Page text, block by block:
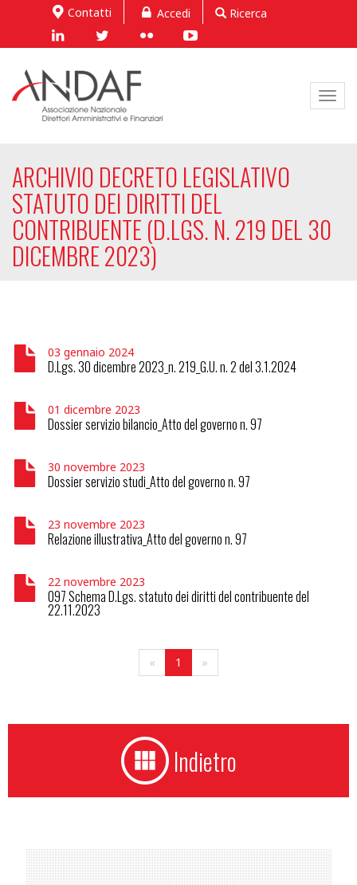
Contatti Accedi Ricerca
ARCHIVIO DECRETO LEGISLATIVO
STATUTO DEI DIRITTI DEL
CONTRIBUENTE (D.LGS. N. 219 DEL 30
DICEMBRE 2023)
03 gennaio 2024
D.Lgs. 30 dicembre 2023_n. 219_G.U. n. 2 del 3.1.2024
01 dicembre 2023
Dossier servizio bilancio_Atto del governo n. 97
30 novembre 2023
Dossier servizio studi_Atto del governo n. 97
23 novembre 2023
Relazione illustrativa_Atto del governo n. 97
22 novembre 2023
097 Schema D.Lgs. statuto dei diritti del contribuente del
22.11.2023
« 1 »
Indietro